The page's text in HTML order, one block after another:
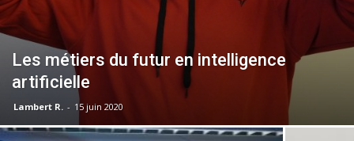
Les métiers du futur en intelligence
artificielle
Lambert R. - 15 juin 2020